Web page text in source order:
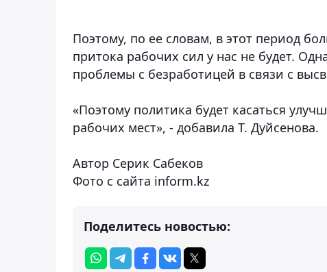
Поэтому, по ее словам, в этот период
притока рабочих сил у нас не будет.
проблемы с безработицей в связи с
«Поэтому политика будет касаться
рабочих мест», - добавила Т. Дуйсенова.
Автор Серик Сабеков
Фото с сайта inform.kz
Поделитесь новостью: